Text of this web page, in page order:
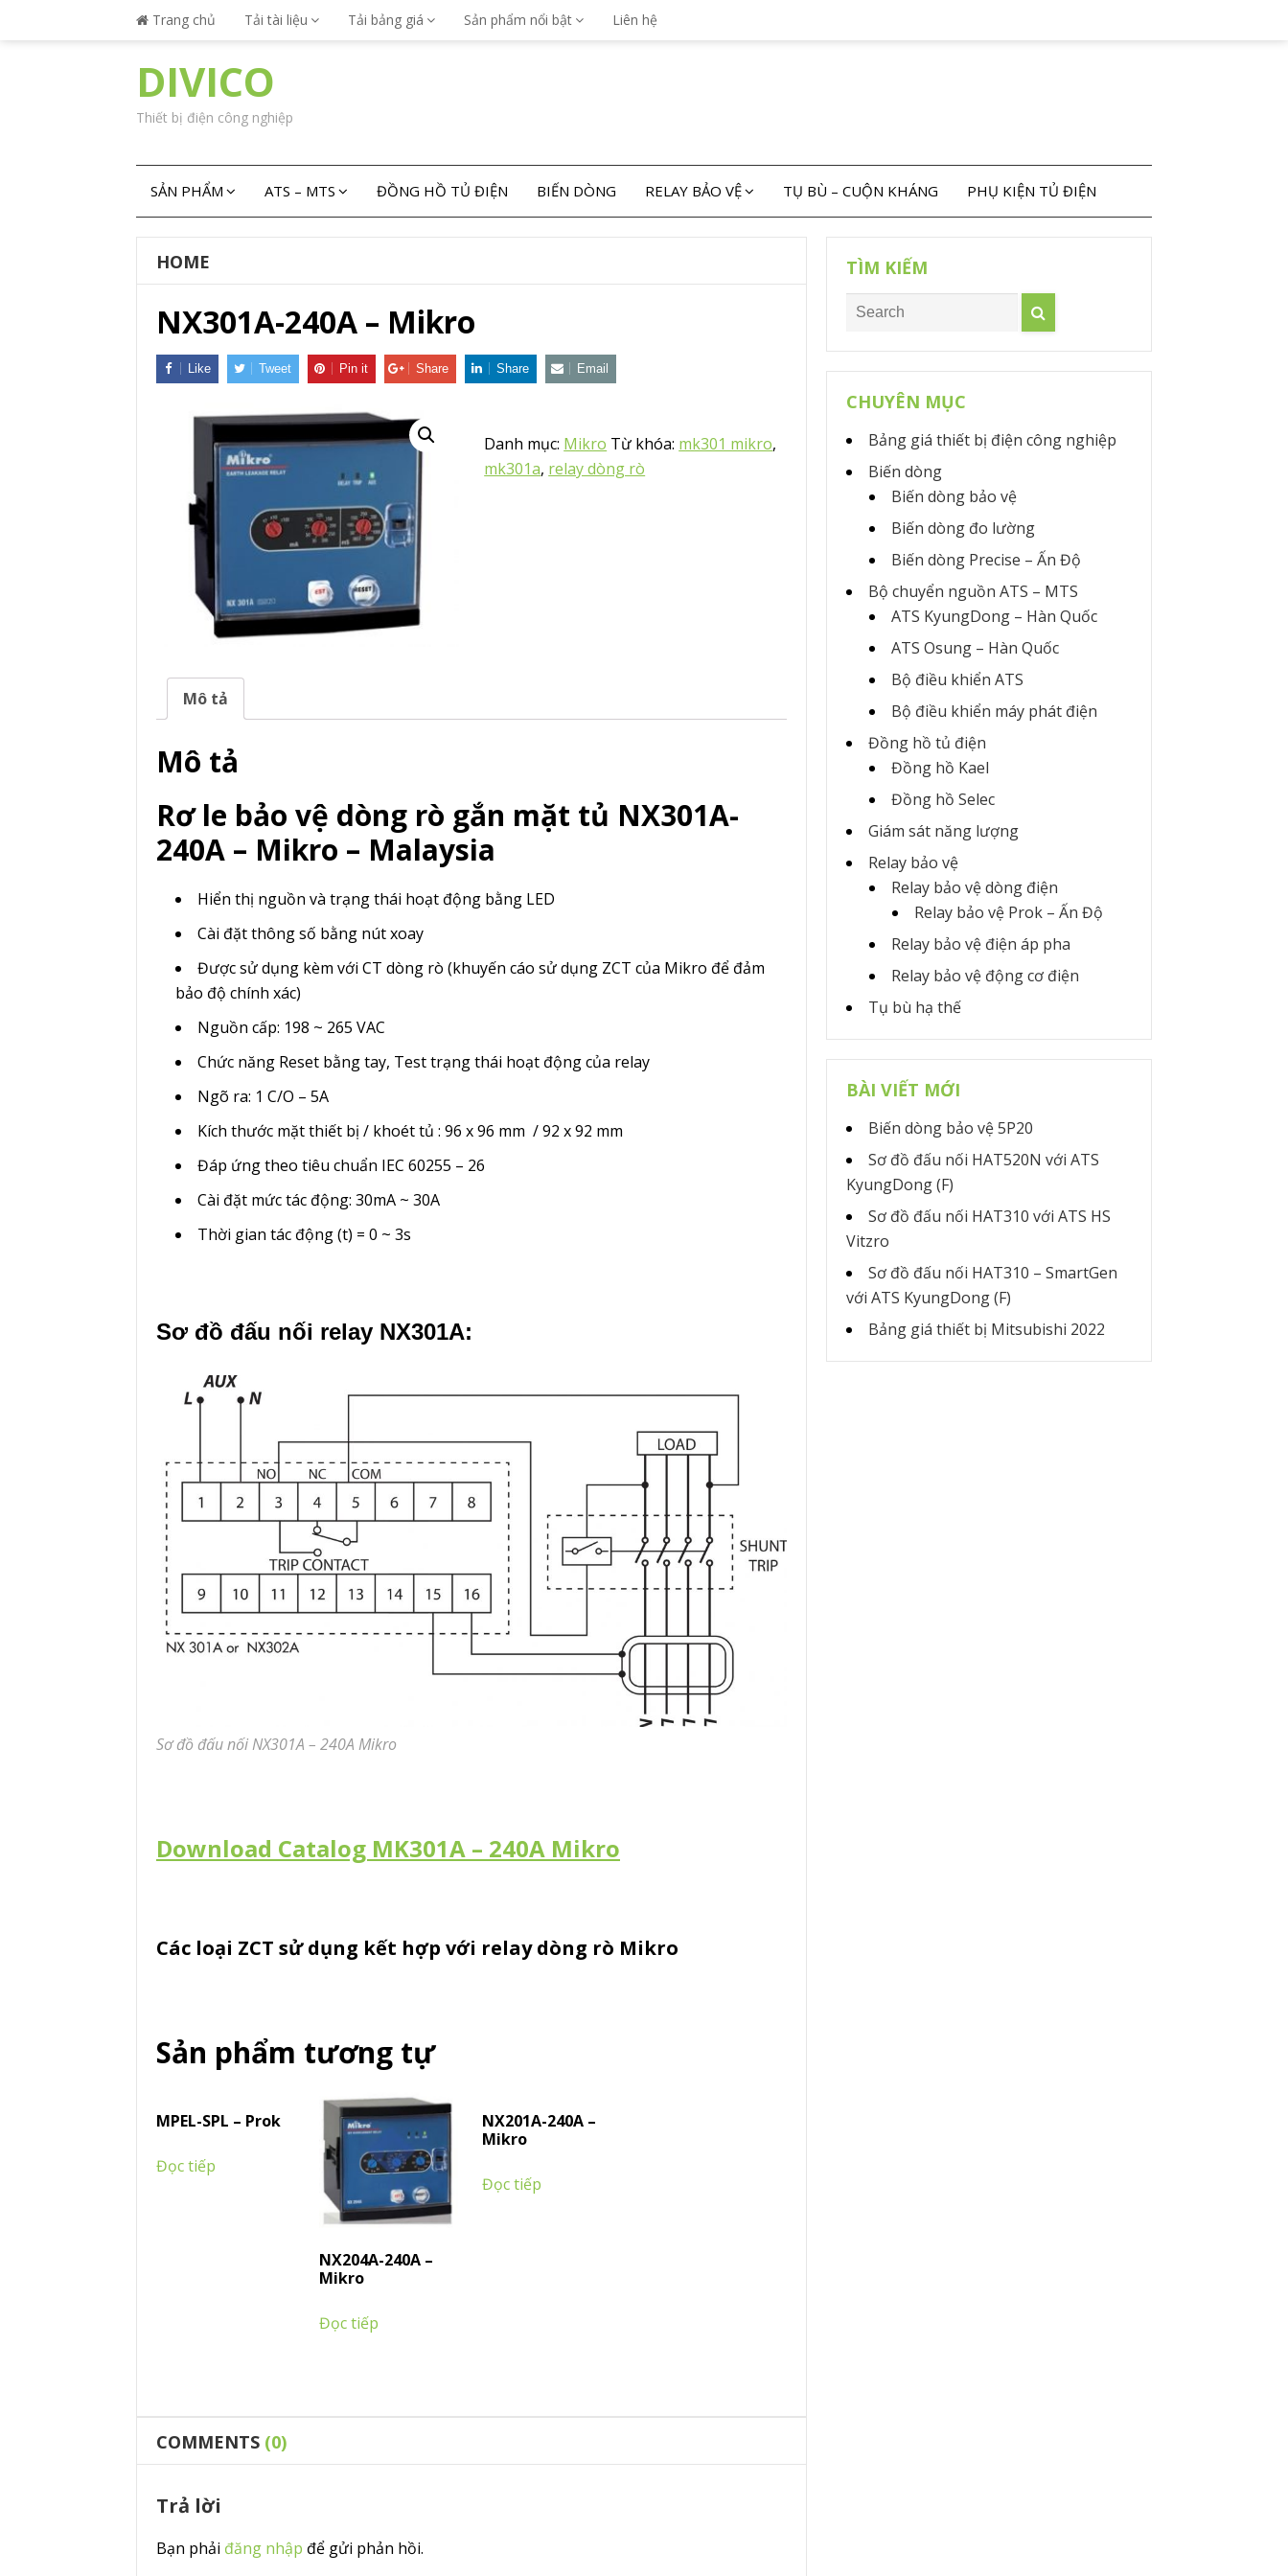
Trang chủ Tải tài liệu Tải bảng giá Sản phẩm nổi bật Liên hệ
DIVICO
Thiết bị điện công nghiệp
SẢN PHẨM ATS – MTS ĐỒNG HỒ TỦ ĐIỆN BIẾN DÒNG RELAY BẢO VỆ TỤ BÙ – CUỘN KHÁNG PHỤ KIỆN TỦ ĐIỆN
HOME
NX301A-240A – Mikro
Like Tweet Pin it Share Share Email
Danh mục: Mikro Từ khóa: mk301 mikro,
mk301a, relay dòng rò
Mô tả
Mô tả
Rơ le bảo vệ dòng rò gắn mặt tủ NX301A-
240A – Mikro – Malaysia
Hiển thị nguồn và trạng thái hoạt động bằng LED
Cài đặt thông số bằng nút xoay
Được sử dụng kèm với CT dòng rò (khuyến cáo sử dụng ZCT của Mikro để đảm
bảo độ chính xác)
Nguồn cấp: 198 ~ 265 VAC
Chức năng Reset bằng tay, Test trạng thái hoạt động của relay
Ngõ ra: 1 C/O – 5A
Kích thước mặt thiết bị / khoét tủ : 96 x 96 mm / 92 x 92 mm
Đáp ứng theo tiêu chuẩn IEC 60255 – 26
Cài đặt mức tác động: 30mA ~ 30A
Thời gian tác động (t) = 0 ~ 3s
Sơ đồ đấu nối relay NX301A:
Sơ đồ đấu nối NX301A – 240A Mikro
Download Catalog MK301A – 240A Mikro
Các loại ZCT sử dụng kết hợp với relay dòng rò Mikro
Sản phẩm tương tự
MPEL-SPL – Prok
Đọc tiếp
NX204A-240A –
Mikro
Đọc tiếp
NX201A-240A –
Mikro
Đọc tiếp
COMMENTS (0)
Trả lời
Bạn phải đăng nhập để gửi phản hồi.
TÌM KIẾM
CHUYÊN MỤC
Bảng giá thiết bị điện công nghiệp
Biến dòng
Biến dòng bảo vệ
Biến dòng đo lường
Biến dòng Precise – Ấn Độ
Bộ chuyển nguồn ATS – MTS
ATS KyungDong – Hàn Quốc
ATS Osung – Hàn Quốc
Bộ điều khiển ATS
Bộ điều khiển máy phát điện
Đồng hồ tủ điện
Đồng hồ Kael
Đồng hồ Selec
Giám sát năng lượng
Relay bảo vệ
Relay bảo vệ dòng điện
Relay bảo vệ Prok – Ấn Độ
Relay bảo vệ điện áp pha
Relay bảo vệ động cơ điện
Tụ bù hạ thế
BÀI VIẾT MỚI
Biến dòng bảo vệ 5P20
Sơ đồ đấu nối HAT520N với ATS
KyungDong (F)
Sơ đồ đấu nối HAT310 với ATS HS
Vitzro
Sơ đồ đấu nối HAT310 – SmartGen
với ATS KyungDong (F)
Bảng giá thiết bị Mitsubishi 2022